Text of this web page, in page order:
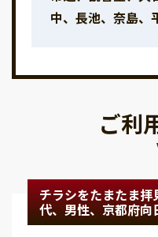
中、長池、奈島、
ご利
チラシをたまたま
代、男性、京都府向